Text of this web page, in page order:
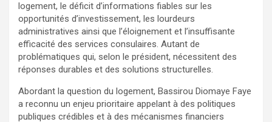
logement, le déficit d’informations fiables sur les
opportunités d’investissement, les lourdeurs
administratives ainsi que l’éloignement et l’insuffisante
efficacité des services consulaires. Autant de
problématiques qui, selon le président, nécessitent des
réponses durables et des solutions structurelles.
Abordant la question du logement, Bassirou Diomaye Faye
a reconnu un enjeu prioritaire appelant à des politiques
publiques crédibles et à des mécanismes financiers